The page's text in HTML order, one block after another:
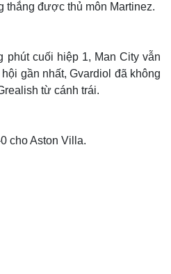
thắng được thủ môn Martinez.
phút cuối hiệp 1, Man City vẫn
gần nhất, Gvardiol đã không
từ cánh trái.
cho Aston Villa.